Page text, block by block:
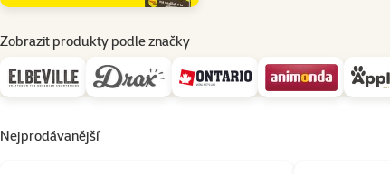
Zobrazit produkty podle značky
Nejprodávanější